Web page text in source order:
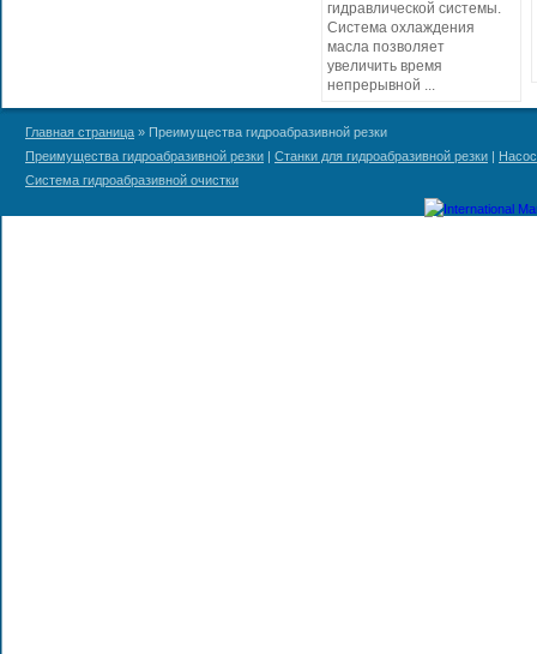
гидравлической системы.
Система охлаждения
масла позволяет
увеличить время
непрерывной ...
Главная страница » Преимущества гидроабразивной резки
Преимущества гидроабразивной резки | Станки для гидроабразивной резки |
Система гидроабразивной очистки